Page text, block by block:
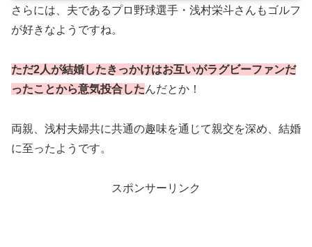
さらには、夫であるプロ野球選手・浅村栄斗さんもゴルフ
が好きなようですね。
ただ2人が結婚したきっかけはお互いがラグビーファンだ
ったことから意気投合したんだとか！
両親、浅村夫婦共に共通の趣味を通じて親交を深め、結婚
に至ったようです。
スポンサーリンク